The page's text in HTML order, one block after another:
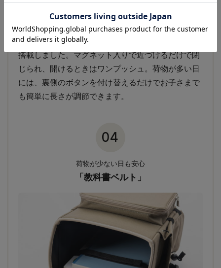
荷物が多い日にもボタンで長さ調節！
荷物を守るロックはドイツのFIDLOCK社バックルを
搭載しました。マグネット入りで近づけるだけで閉
じられ、開けるときはワンプッシュ。荷物が多い日
には、裏側のボタンを付け替えるだけでお子さまで
も簡単に長さが調節できます。
04
荷物が少ない日も安心
「教科書ベルト」